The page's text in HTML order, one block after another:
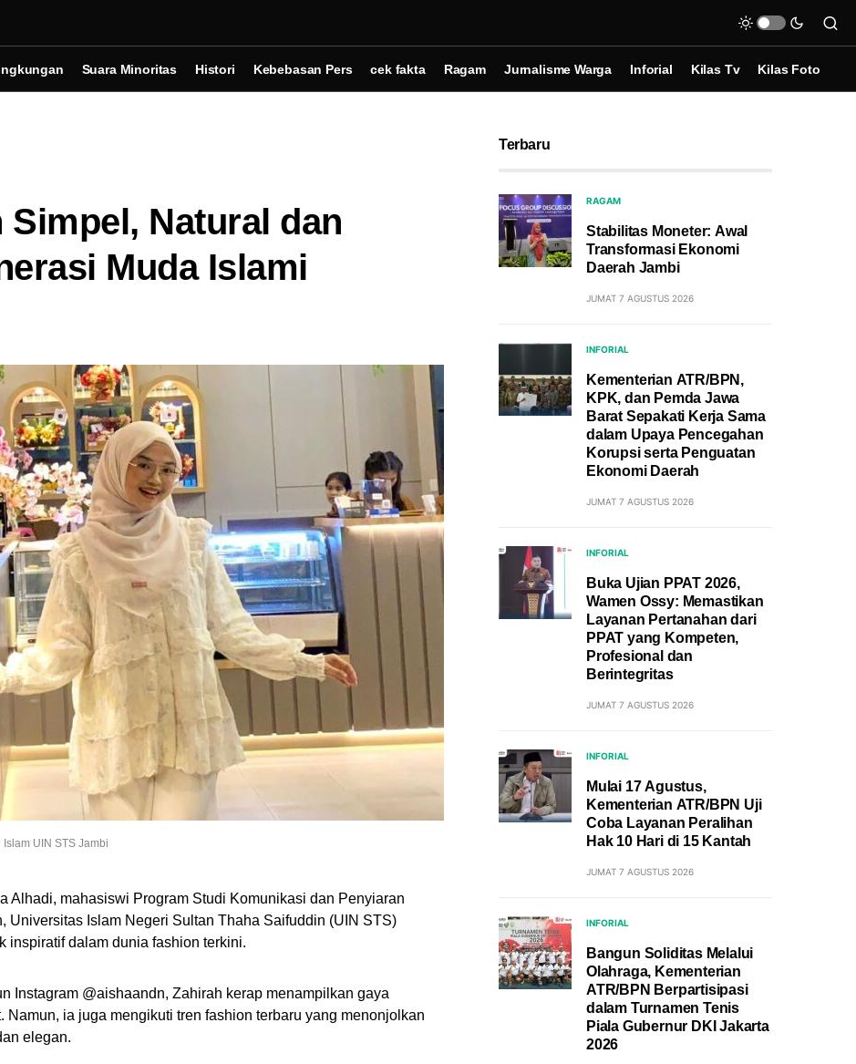
Suara Minoritas Histori Kebebasan Pers cek fakta Ragam Jurnalisme Warga Inforial Kilas Tv Kilas Foto
Natural dan
Muda Islami
UIN STS Jambi
Alhadi, mahasiswi Program Studi Komunikasi dan Penyiaran
Universitas Islam Negeri Sultan Thaha Saifuddin (UIN STS)
inspiratif dalam dunia fashion terkini.
Instagram @aishaandn, Zahirah kerap menampilkan gaya
Namun, ia juga mengikuti tren fashion terbaru yang menonjolkan
elegan.
Terbaru
RAGAM
Stabilitas Moneter: Awal
Transformasi Ekonomi
Daerah Jambi
JUMAT 7 AGUSTUS 2026
INFORIAL
Kementerian ATR/BPN,
KPK, dan Pemda Jawa
Barat Sepakati Kerja Sama
dalam Upaya Pencegahan
Korupsi serta Penguatan
Ekonomi Daerah
JUMAT 7 AGUSTUS 2026
INFORIAL
Buka Ujian PPAT 2026,
Wamen Ossy: Memastikan
Layanan Pertanahan dari
PPAT yang Kompeten,
Profesional dan
Berintegritas
JUMAT 7 AGUSTUS 2026
INFORIAL
Mulai 17 Agustus,
Kementerian ATR/BPN Uji
Coba Layanan Peralihan
Hak 10 Hari di 15 Kantah
JUMAT 7 AGUSTUS 2026
INFORIAL
Bangun Soliditas Melalui
Olahraga, Kementerian
ATR/BPN Berpartisipasi
dalam Turnamen Tenis
Piala Gubernur DKI Jakarta
2026